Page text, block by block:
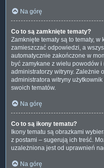
Na górę
Co to są zamknięte tematy?
Zamknięte tematy są to tematy,
zamieszczać odpowiedzi, a
automatycznie zakończone w
być zamykane z wielu powodów
administratorzy witryny. Zależnie
administratora witryny
swoich tematów.
Na górę
Co to są ikony tematu?
Ikony tematu są obrazkami
z postami – sugerują ich treść.
uzależniona jest od uprawnień
Na górę